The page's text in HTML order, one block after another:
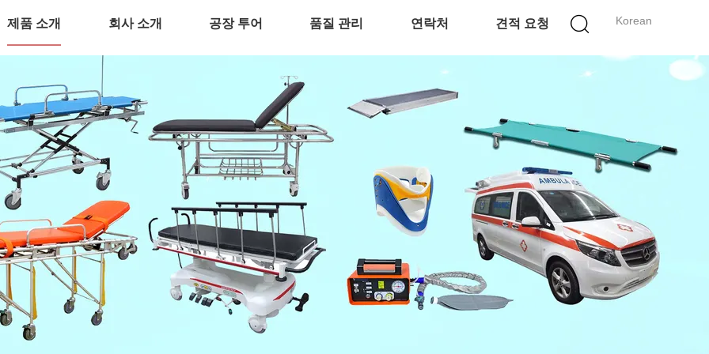
Korean
제품 소개 회사 소개 공장 투어 품질 관리 연락처 견적 요청